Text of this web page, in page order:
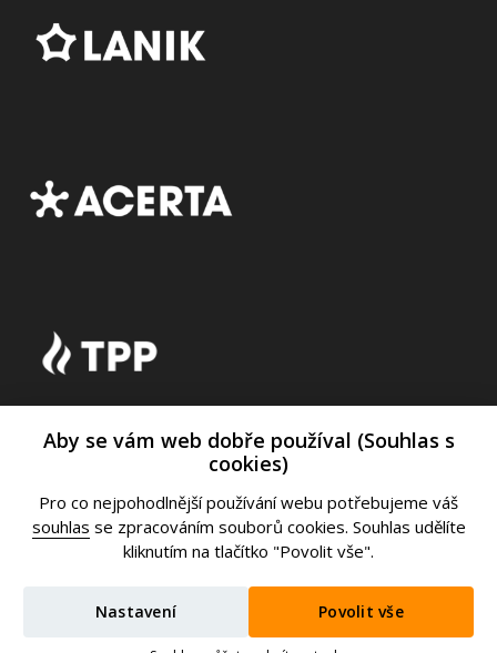
© 2025, ROMILL s.r.o.
Aby se vám web dobře používal (Souhlas s
cookies)
Pro co nejpohodlnější používání webu potřebujeme váš
souhlas se zpracováním souborů cookies. Souhlas udělíte
kliknutím na tlačítko "Povolit vše".
Povolit vše
Nastavení